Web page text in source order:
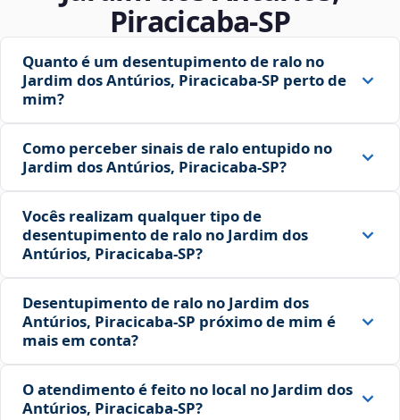
Piracicaba‑SP
Quanto é um desentupimento de ralo no
Jardim dos Antúrios, Piracicaba‑SP perto de
mim?
Como perceber sinais de ralo entupido no
Jardim dos Antúrios, Piracicaba‑SP?
Vocês realizam qualquer tipo de
desentupimento de ralo no Jardim dos
Antúrios, Piracicaba‑SP?
Desentupimento de ralo no Jardim dos
Antúrios, Piracicaba‑SP próximo de mim é
mais em conta?
O atendimento é feito no local no Jardim dos
Antúrios, Piracicaba‑SP?